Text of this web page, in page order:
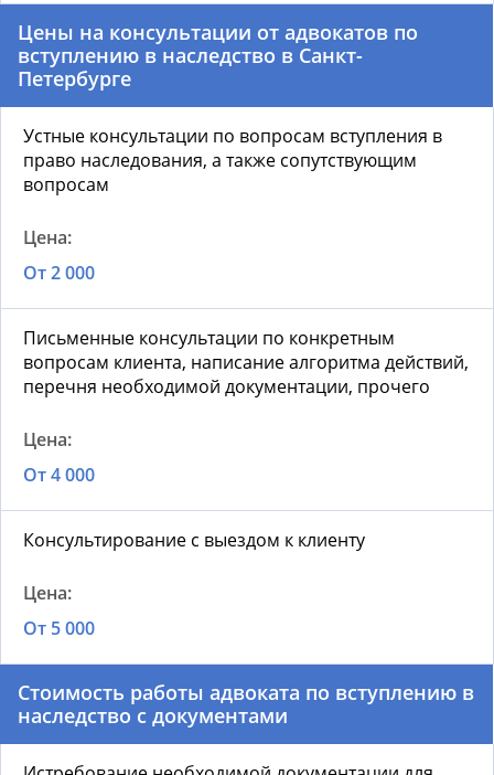
Цены на консультации от адвокатов по
вступлению в наследство в Санкт-
Петербурге
Устные консультации по вопросам вступления в
право наследования, а также сопутствующим
вопросам
От 2 000
Письменные консультации по конкретным
вопросам клиента, написание алгоритма действий,
перечня необходимой документации, прочего
От 4 000
Консультирование с выездом к клиенту
От 5 000
Стоимость работы адвоката по вступлению в
наследство с документами